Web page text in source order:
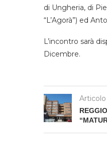
di Ungheria, di
“L’Agorà”) ed
L’incontro sarà
Dicembre.